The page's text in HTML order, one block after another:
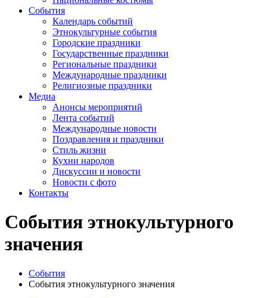
События
Календарь событий
Этнокультурные события
Городские праздники
Государственные праздники
Региональные праздники
Международные праздники
Религиозные праздники
Медиа
Анонсы мероприятий
Лента событий
Международные новости
Поздравления и праздники
Cтиль жизни
Кухни народов
Дискуссии и новости
Новости с фото
Контакты
События этнокультурного
значения
События
События этнокультурного значения